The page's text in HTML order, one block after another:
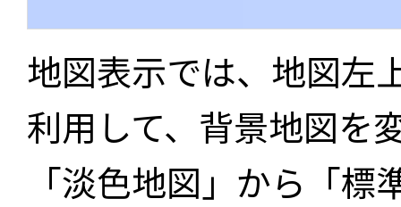
地図表示では、地図左
利用して、背景地図を
「淡色地図」から「